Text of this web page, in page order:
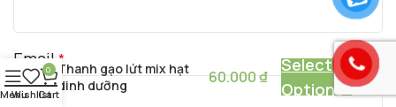
Email *Thanh gạo lứt mix hạt
dinh dưỡng
60.000₫
Select
Options
Menu
Wishlist
0
Cart